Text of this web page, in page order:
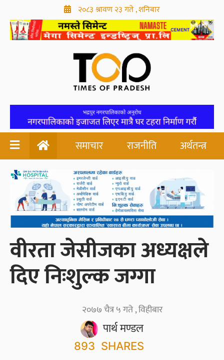
२०८३ श्रावण २३ गते , शनिबार
समाचार राजनीति अर्थतन्त्र
वीरता जेसीजका अध्यक्षले
दिए निःशुल्क जग्गा
पार्थ मण्डल
२०७७ चैत्र ५ गते , विहीबार
893 SHARES